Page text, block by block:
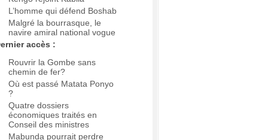
L’homme qui défend Boshab
Malgré la bourrasque, le
navire amiral national vogue
accès :
Rouvrir la Gombe sans
chemin de fer?
Où est passé Matata Ponyo
?
Quatre dossiers
économiques traités en
Conseil des ministres
Mabunda pourrait perdre